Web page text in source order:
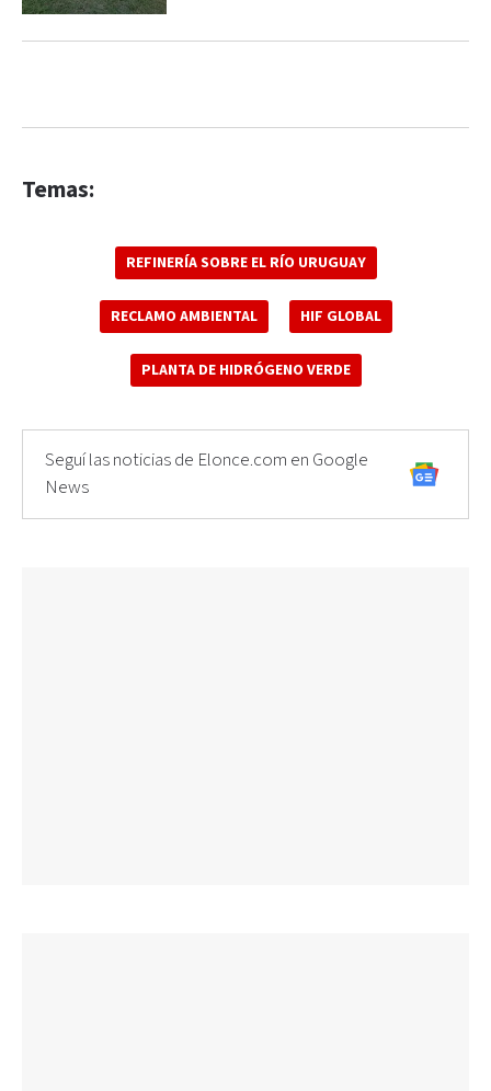
Temas:
REFINERÍA SOBRE EL RÍO URUGUAY
RECLAMO AMBIENTAL HIF GLOBAL
PLANTA DE HIDRÓGENO VERDE
Seguí las noticias de Elonce.com en Google
News